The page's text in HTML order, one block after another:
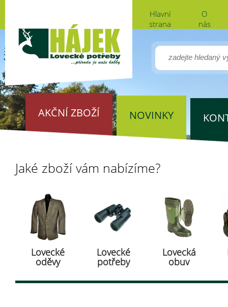
Hlavní
strana
O
nás
AKČNÍ ZBOŽÍ NOVINKY
Jaké zboží vám nabízíme?
Lovecké
oděvy
Lovecké
potřeby
Lovecká
obuv